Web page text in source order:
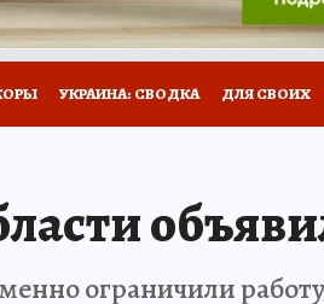
УКРАИНА: СВОДКА ДЛЯ СВОИХ
ограничили